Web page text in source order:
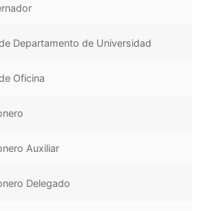
Departamento de Universidad
Oficina
Auxiliar
Delegado